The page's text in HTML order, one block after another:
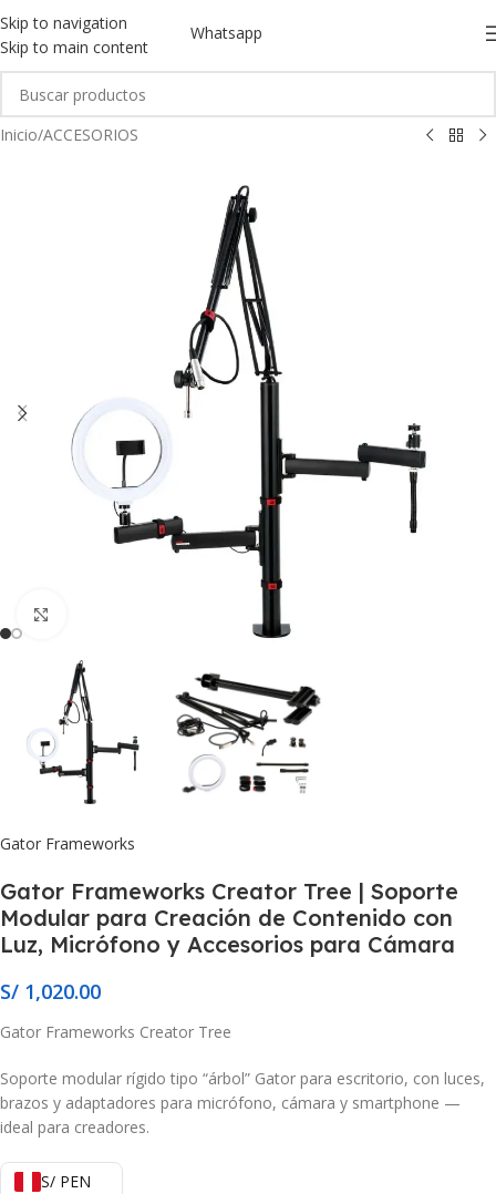
Skip to navigation
Skip to main content
Whatsapp
Inicio/ACCESORIOS
Gator Frameworks
Gator Frameworks Creator Tree | Soporte
Modular para Creación de Contenido con
Luz, Micrófono y Accesorios para Cámara
S/ 1,020.00
Gator Frameworks Creator Tree
Soporte modular rígido tipo “árbol” Gator para escritorio, con luces,
brazos y adaptadores para micrófono, cámara y smartphone —
ideal para creadores.
S/ PEN